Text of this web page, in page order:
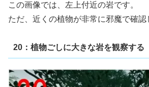
この画像では、左上付近の岩です。
ただ、近くの植物が非常に邪魔で確認
20：植物ごしに大きな岩を観察する